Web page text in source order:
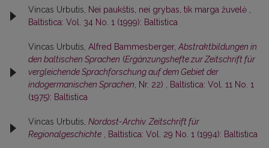
Vincas Urbutis, Nei paukštis, nei grybas, tik marga žuvelė ,
Baltistica: Vol. 34 No. 1 (1999): Baltistica
Vincas Urbutis, Alfred Bammesberger,Abstraktbildungen in
den baltischen Sprachen (Ergänzungshefte zur Zeitschrift für
vergleichende Sprachforschung auf dem Gebiet der
indogermanischen Sprachen, Nr. 22) , Baltistica: Vol. 11 No. 1
(1975): Baltistica
Vincas Urbutis, Nordost-Archiv. Zeitschrift für
Regionalgeschichte , Baltistica: Vol. 29 No. 1 (1994): Baltistica